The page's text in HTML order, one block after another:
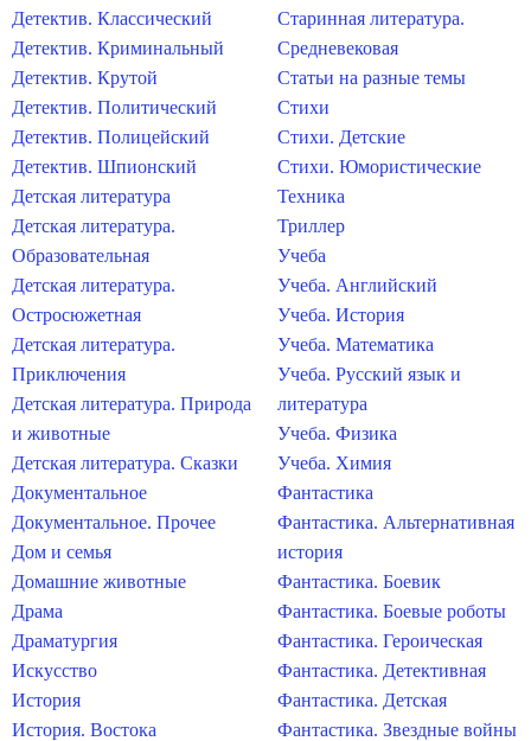
Детектив. Классический
Детектив. Криминальный
Детектив. Крутой
Детектив. Политический
Детектив. Полицейский
Детектив. Шпионский
Детская литература
Детская литература.
Образовательная
Детская литература.
Остросюжетная
Детская литература.
Приключения
Детская литература. Природа
и животные
Детская литература. Сказки
Документальное
Документальное. Прочее
Дом и семья
Домашние животные
Драма
Драматургия
Искусство
История
История. Востока
Старинная литература.
Средневековая
Статьи на разные темы
Стихи
Стихи. Детские
Стихи. Юмористические
Техника
Триллер
Учеба
Учеба. Английский
Учеба. История
Учеба. Математика
Учеба. Русский язык и
литература
Учеба. Физика
Учеба. Химия
Фантастика
Фантастика. Альтернативная
история
Фантастика. Боевик
Фантастика. Боевые роботы
Фантастика. Героическая
Фантастика. Детективная
Фантастика. Детская
Фантастика. Звездные войны